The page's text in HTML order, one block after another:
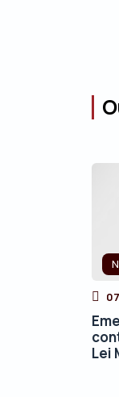
Lei